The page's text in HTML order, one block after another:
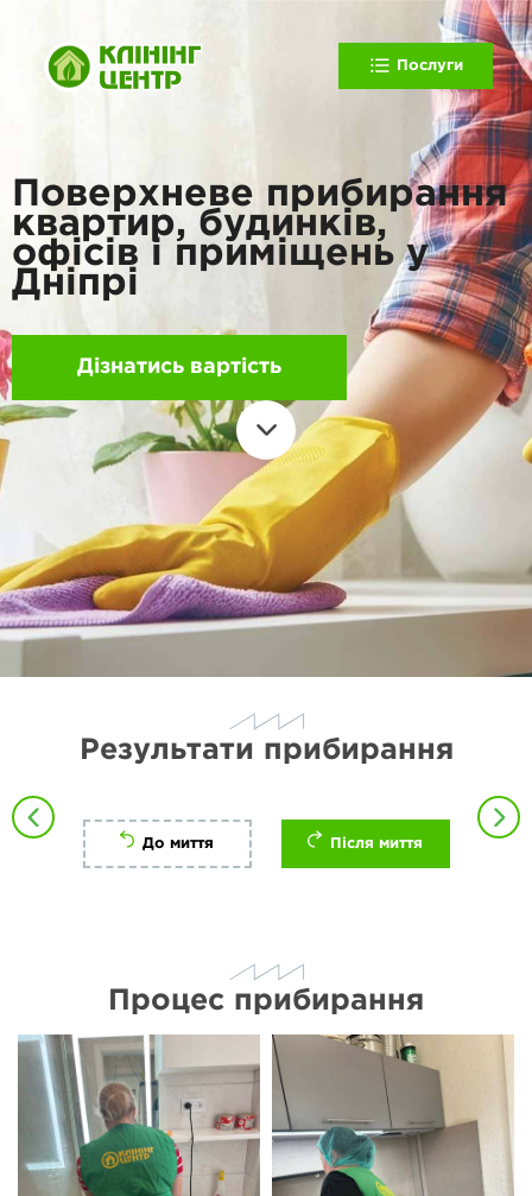
Послуги
Поверхневе прибирання
квартир, будинків,
офісів і приміщень у
Дніпрі
Дізнатись вартість
Результати прибирання
До миття Після миття
Процес прибирання